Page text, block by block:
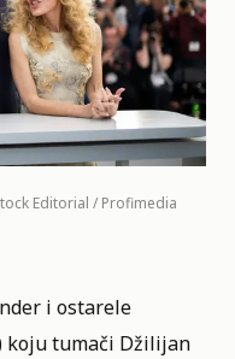
Editorial / Profimedia
i ostarele
koju tumači Džilijan